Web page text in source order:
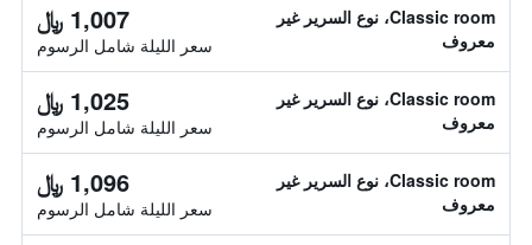
Classic room، نوع السرير غير
معروف
1,007 ﷼
سعر الليلة شامل الرسوم
Classic room، نوع السرير غير
معروف
1,025 ﷼
سعر الليلة شامل الرسوم
Classic room، نوع السرير غير
معروف
1,096 ﷼
سعر الليلة شامل الرسوم